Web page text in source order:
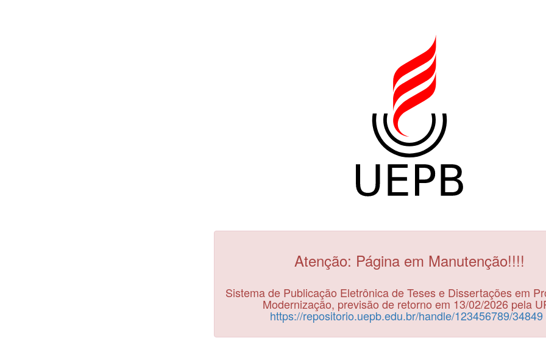
Atenção: Página em Manutenção!!!!
Sistema de Publicação Eletrônica de Teses e Dissertações em
Modernização, previsão de retorno em 13/02/2026 pela
https://repositorio.uepb.edu.br/handle/123456789/34849